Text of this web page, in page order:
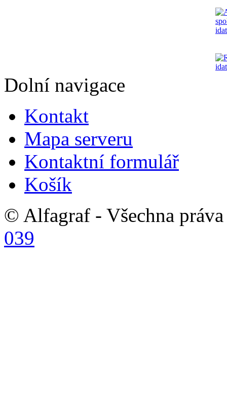
Dolní navigace
Kontakt
Mapa serveru
Kontaktní formulář
Košík
© Alfagraf - Všechna
039